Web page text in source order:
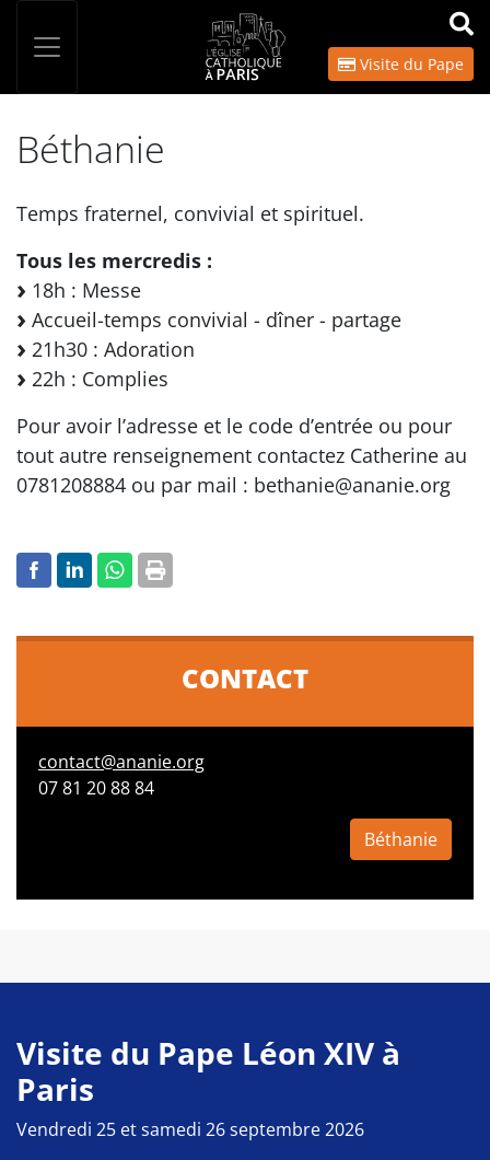
OK
Visite du Pape
Béthanie
Temps fraternel, convivial et spirituel.
Tous les mercredis :
18h : Messe
Accueil-temps convivial - dîner - partage
21h30 : Adoration
22h : Complies
Pour avoir l’adresse et le code d’entrée ou pour
tout autre renseignement contactez Catherine au
0781208884 ou par mail : bethanie@ananie.org
CONTACT
contact@ananie.org
07 81 20 88 84
Béthanie
Visite du Pape Léon XIV à
Paris
Vendredi 25 et samedi 26 septembre 2026
Panneau de gestion des cookies